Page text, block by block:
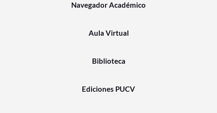
Navegador Académico
Aula Virtual
Biblioteca
Ediciones PUCV